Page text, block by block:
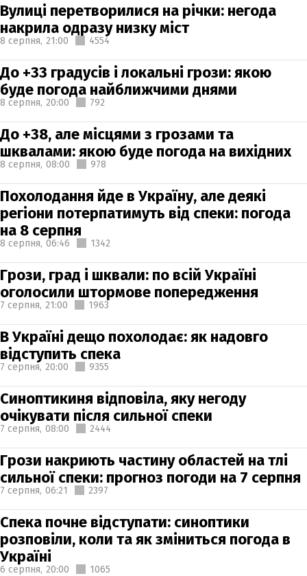
Вулиці перетворилися на річки: негода
накрила одразу низку міст
8 серпня, 21:00 4554
До +33 градусів і локальні грози: якою
буде погода найближчими днями
8 серпня, 20:00 792
До +38, але місцями з грозами та
шквалами: якою буде погода на вихідних
8 серпня, 08:00 978
Похолодання йде в Україну, але деякі
регіони потерпатимуть від спеки: погода
на 8 серпня
8 серпня, 06:46 1342
Грози, град і шквали: по всій Україні
оголосили штормове попередження
7 серпня, 21:00 1963
В Україні дещо похолодає: як надовго
відступить спека
7 серпня, 20:00 9355
Синоптикиня відповіла, яку негоду
очікувати після сильної спеки
7 серпня, 08:00 2444
Грози накриють частину областей на тлі
сильної спеки: прогноз погоди на 7 серпня
7 серпня, 06:21 2397
Спека почне відступати: синоптики
розповіли, коли та як зміниться погода в
Україні
6 серпня, 20:00 1065